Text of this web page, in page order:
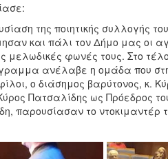
της ποιητικής συλλογής
και πάλι τον Δήμο μας
μελωδικές φωνές τους. Στο
ανέλαβε η ομάδα που
ο διάσημος βαρύτονος, κ.
Πατσαλίδης ως Πρόεδρος
παρουσίασαν το ντοκιμαντέρ